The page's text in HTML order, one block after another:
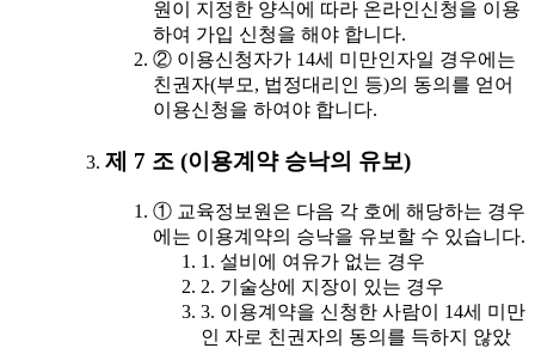
원이 지정한 양식에 따라 온라인신청을 이용
하여 가입 신청을 해야 합니다.
② 이용신청자가 14세 미만인자일 경우에는
친권자(부모, 법정대리인 등)의 동의를 얻어
이용신청을 하여야 합니다.
제 7 조 (이용계약 승낙의 유보)
① 교육정보원은 다음 각 호에 해당하는 경우
에는 이용계약의 승낙을 유보할 수 있습니다.
1. 설비에 여유가 없는 경우
2. 기술상에 지장이 있는 경우
3. 이용계약을 신청한 사람이 14세 미만
인 자로 친권자의 동의를 득하지 않았